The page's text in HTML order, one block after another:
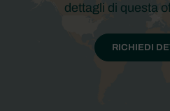
dettagli di questa
RICHIEDI